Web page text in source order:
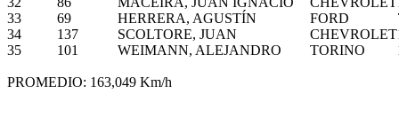
33
69 HERRERA, AGUSTÍN FORD
34
137 SCOLTORE, JUAN CHEVROLET
35
101 WEIMANN, ALEJANDRO TORINO
PROMEDIO: 163,049 Km/h